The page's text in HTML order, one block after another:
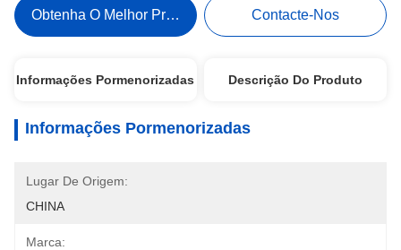
Obtenha O Melhor Preço Contacte-Nos
Informações Pormenorizadas Descrição Do Produto
Informações Pormenorizadas
Lugar De Origem:
CHINA
Marca: